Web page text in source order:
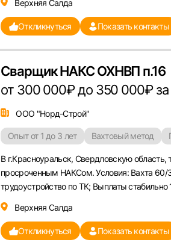
Верхняя Салда
Откликнуться Показать контакты
Сварщик НАКС ОХНВП п.16
от 300 000₽ до 350 000₽ за
ООО "Норд-Строй"
Опыт от 1 до 3 лет Вахтовый метод
В г.Красноуральск, Свердловскую
просроченным НАКСом. Условия: Вахта 60/
трудоустройство по ТК; Выплаты стабильно
Верхняя Салда
Откликнуться Показать контакты